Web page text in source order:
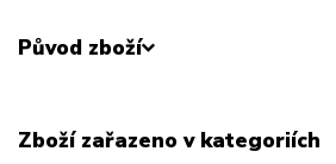
Původ zboží
Zboží zařazeno v kategoriích